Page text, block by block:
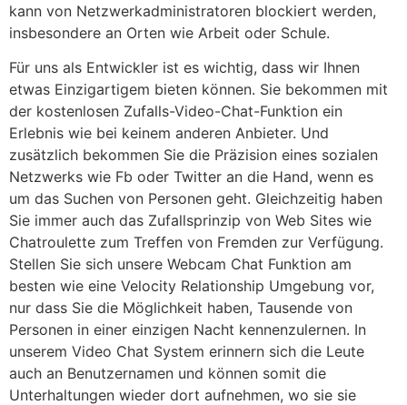
kann von Netzwerkadministratoren blockiert werden,
insbesondere an Orten wie Arbeit oder Schule.
Für uns als Entwickler ist es wichtig, dass wir Ihnen
etwas Einzigartigem bieten können. Sie bekommen mit
der kostenlosen Zufalls-Video-Chat-Funktion ein
Erlebnis wie bei keinem anderen Anbieter. Und
zusätzlich bekommen Sie die Präzision eines sozialen
Netzwerks wie Fb oder Twitter an die Hand, wenn es
um das Suchen von Personen geht. Gleichzeitig haben
Sie immer auch das Zufallsprinzip von Web Sites wie
Chatroulette zum Treffen von Fremden zur Verfügung.
Stellen Sie sich unsere Webcam Chat Funktion am
besten wie eine Velocity Relationship Umgebung vor,
nur dass Sie die Möglichkeit haben, Tausende von
Personen in einer einzigen Nacht kennenzulernen. In
unserem Video Chat System erinnern sich die Leute
auch an Benutzernamen und können somit die
Unterhaltungen wieder dort aufnehmen, wo sie sie